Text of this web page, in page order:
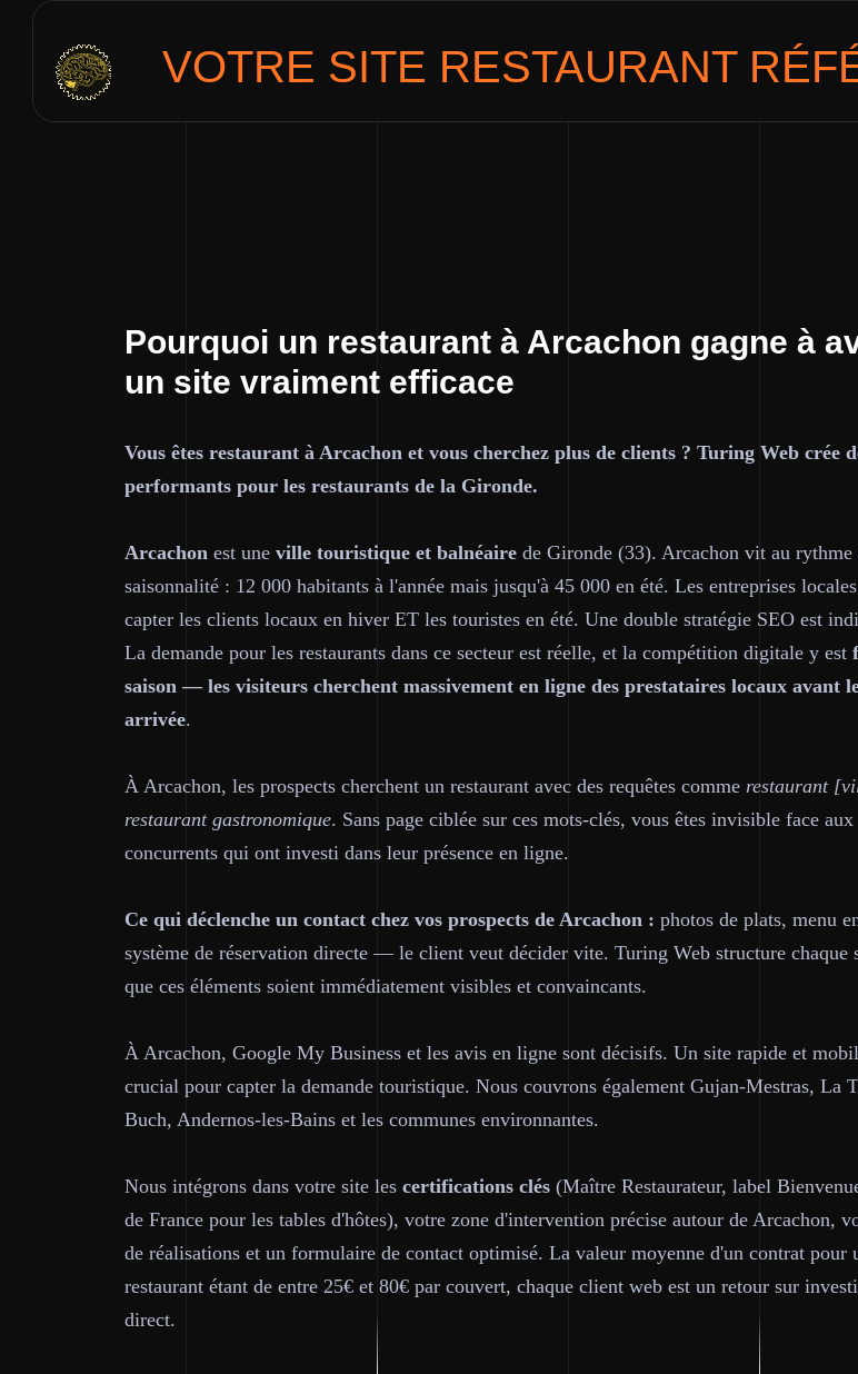
VOTRE SITE RESTAURANT
Pourquoi un restaurant à Arcachon gagne à
un site vraiment efficace
Vous êtes restaurant à Arcachon et vous cherchez plus de clients ? Turing Web crée
performants pour les restaurants de la Gironde.
Arcachon est une ville touristique et balnéaire de Gironde (33). Arcachon vit au rythme
saisonnalité : 12 000 habitants à l'année mais jusqu'à 45 000 en été. Les entreprises
capter les clients locaux en hiver ET les touristes en été. Une double stratégie SEO est
La demande pour les restaurants dans ce secteur est réelle, et la compétition digitale y est
saison — les visiteurs cherchent massivement en ligne des prestataires locaux avant
arrivée.
À Arcachon, les prospects cherchent un restaurant avec des requêtes comme restaurant
restaurant gastronomique. Sans page ciblée sur ces mots-clés, vous êtes invisible face aux
concurrents qui ont investi dans leur présence en ligne.
Ce qui déclenche un contact chez vos prospects de Arcachon : photos de plats, menu
système de réservation directe — le client veut décider vite. Turing Web structure chaque
que ces éléments soient immédiatement visibles et convaincants.
À Arcachon, Google My Business et les avis en ligne sont décisifs. Un site rapide et
crucial pour capter la demande touristique. Nous couvrons également Gujan-Mestras, La
Buch, Andernos-les-Bains et les communes environnantes.
Nous intégrons dans votre site les certifications clés (Maître Restaurateur, label
de France pour les tables d'hôtes), votre zone d'intervention précise autour de Arcachon,
de réalisations et un formulaire de contact optimisé. La valeur moyenne d'un contrat pour
restaurant étant de entre 25€ et 80€ par couvert, chaque client web est un retour sur
direct.